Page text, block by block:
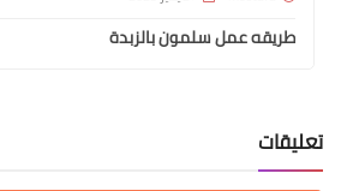
طريقه عمل سلمون بالزبدة
تعليقات